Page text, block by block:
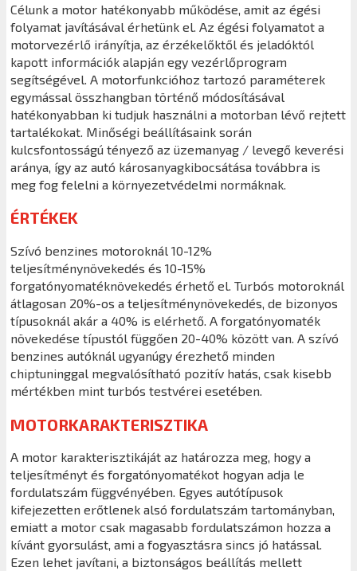
Célunk a motor hatékonyabb működése, amit az égési
folyamat javításával érhetünk el. Az égési folyamatot a
motorvezérlő irányítja, az érzékelőktől és jeladóktól
kapott információk alapján egy vezérlőprogram
segítségével. A motorfunkcióhoz tartozó paraméterek
egymással összhangban történő módosításával
hatékonyabban ki tudjuk használni a motorban lévő rejtett
tartalékokat. Minőségi beállításaink során
kulcsfontosságú tényező az üzemanyag / levegő keverési
aránya, így az autó károsanyagkibocsátása továbbra is
meg fog felelni a környezetvédelmi normáknak.
ÉRTÉKEK
Szívó benzines motoroknál 10-12%
teljesítménynövekedés és 10-15%
forgatónyomatéknövekedés érhető el. Turbós motoroknál
átlagosan 20%-os a teljesítménynövekedés, de bizonyos
típusoknál akár a 40% is elérhető. A forgatónyomaték
növekedése típustól függően 20-40% között van. A szívó
benzines autóknál ugyanúgy érezhető minden
chiptuninggal megvalósítható pozitív hatás, csak kisebb
mértékben mint turbós testvérei esetében.
MOTORKARAKTERISZTIKA
A motor karakterisztikáját az határozza meg, hogy a
teljesítményt és forgatónyomatékot hogyan adja le
fordulatszám függvényében. Egyes autótípusok
kifejezetten erőtlenek alsó fordulatszám tartományban,
emiatt a motor csak magasabb fordulatszámon hozza a
kívánt gyorsulást, ami a fogyasztásra sincs jó hatással.
Ezen lehet javítani, a biztonságos beállítás mellett